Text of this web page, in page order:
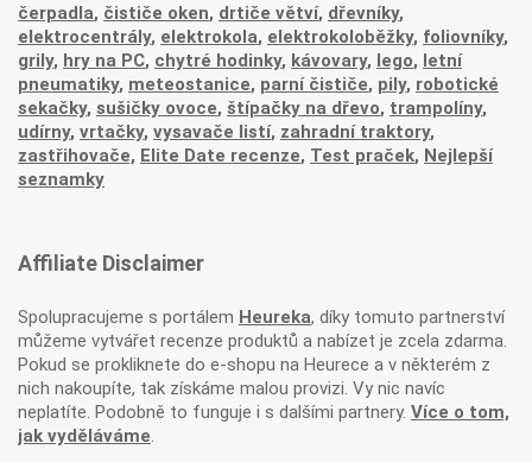
čerpadla, čističe oken, drtiče větví, dřevníky,
elektrocentrály, elektrokola, elektrokoloběžky, foliovníky,
grily, hry na PC, chytré hodinky, kávovary, lego, letní
pneumatiky, meteostanice, parní čističe, pily, robotické
sekačky, sušičky ovoce, štípačky na dřevo, trampolíny,
udírny, vrtačky, vysavače listí, zahradní traktory,
zastřihovače, Elite Date recenze, Test praček, Nejlepší
seznamky
Affiliate Disclaimer
Spolupracujeme s portálem Heureka, díky tomuto partnerství
můžeme vytvářet recenze produktů a nabízet je zcela zdarma.
Pokud se prokliknete do e-shopu na Heurece a v některém z
nich nakoupíte, tak získáme malou provizi. Vy nic navíc
neplatíte. Podobně to funguje i s dalšími partnery. Více o tom,
jak vyděláváme.